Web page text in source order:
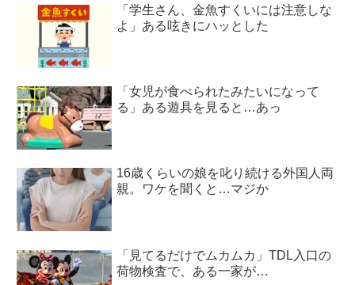
「学生さん、金魚すくいには注意しな
よ」ある呟きにハッとした
「女児が食べられたみたいになって
る」ある遊具を見ると…あっ
16歳くらいの娘を叱り続ける外国人両
親。ワケを聞くと…マジか
「見てるだけでムカムカ」TDL入口の
荷物検査で、ある一家が…